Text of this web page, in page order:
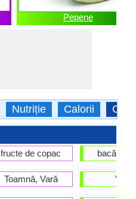
Pepene
Nutriție Calorii
fructe de copac
Toamnă, Vară
bacă,
Vară